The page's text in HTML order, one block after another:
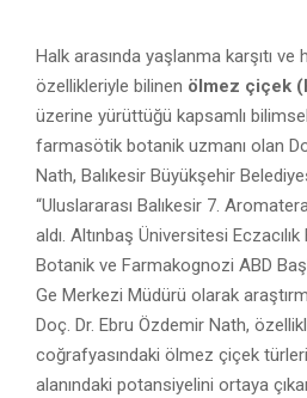
Halk arasında yaşlanma karşıtı ve
özellikleriyle bilinen ölmez çiçek
üzerine yürüttüğü kapsamlı
farmasötik botanik uzmanı olan
Nath, Balıkesir Büyükşehir
“Uluslararası Balıkesir 7.
aldı. Altınbaş Üniversitesi
Botanik ve Farmakognozi ABD
Ge Merkezi Müdürü olarak
Doç. Dr. Ebru Özdemir Nath,
coğrafyasındaki ölmez çiçek
alanındaki potansiyelini ortaya